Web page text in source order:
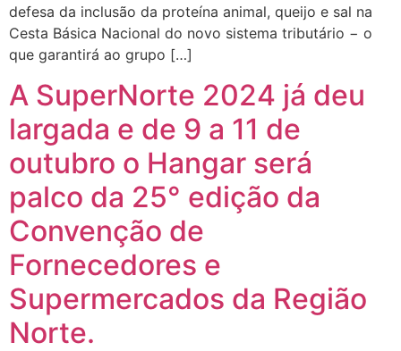
defesa da inclusão da proteína animal, queijo e sal na
Cesta Básica Nacional do novo sistema tributário − o
que garantirá ao grupo […]
A SuperNorte 2024 já deu
largada e de 9 a 11 de
outubro o Hangar será
palco da 25° edição da
Convenção de
Fornecedores e
Supermercados da Região
Norte.